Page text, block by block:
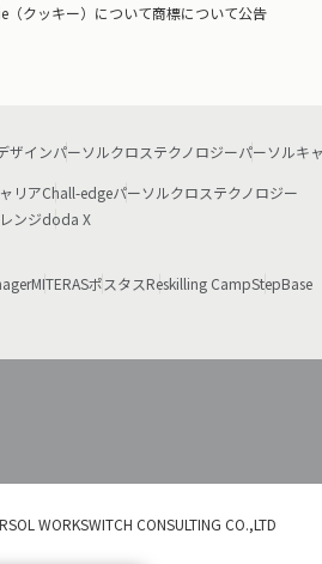
（クッキー）について商標について公告
ザインパーソルクロステクノロジーパーソルキ
リアChall-edgeパーソルクロステクノロジー
ンジdoda X
MITERASポスタスReskilling CampStepBase
WORKSWITCH CONSULTING CO.,LTD